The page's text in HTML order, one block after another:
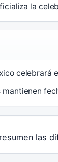
la
celebrará
mantienen
las